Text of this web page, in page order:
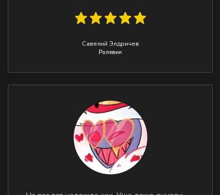
Савелий Элдричев
Ролевик